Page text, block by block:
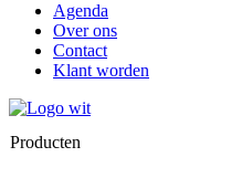
Agenda
Over ons
Contact
Klant worden
Producten